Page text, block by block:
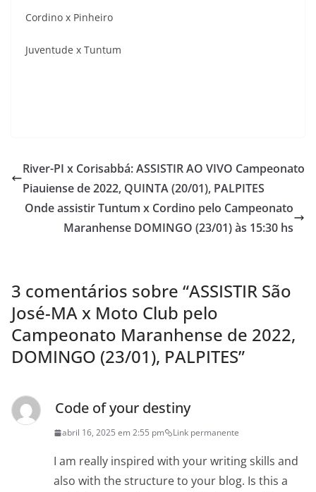
Cordino x Pinheiro
Juventude x Tuntum
River-PI x Corisabbá: ASSISTIR AO VIVO Campeonato
Piauiense de 2022, QUINTA (20/01), PALPITES
Onde assistir Tuntum x Cordino pelo Campeonato
Maranhense DOMINGO (23/01) às 15:30 hs
3 comentários sobre “ASSISTIR São
José-MA x Moto Club pelo
Campeonato Maranhense de 2022,
DOMINGO (23/01), PALPITES”
Code of your destiny
abril 16, 2025 em 2:55 pm Link permanente
I am really inspired with your writing skills and
also with the structure to your blog. Is this a